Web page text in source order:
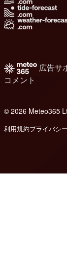
広告サ
コメント
© 2026 Meteo365
利用規約プライバシ